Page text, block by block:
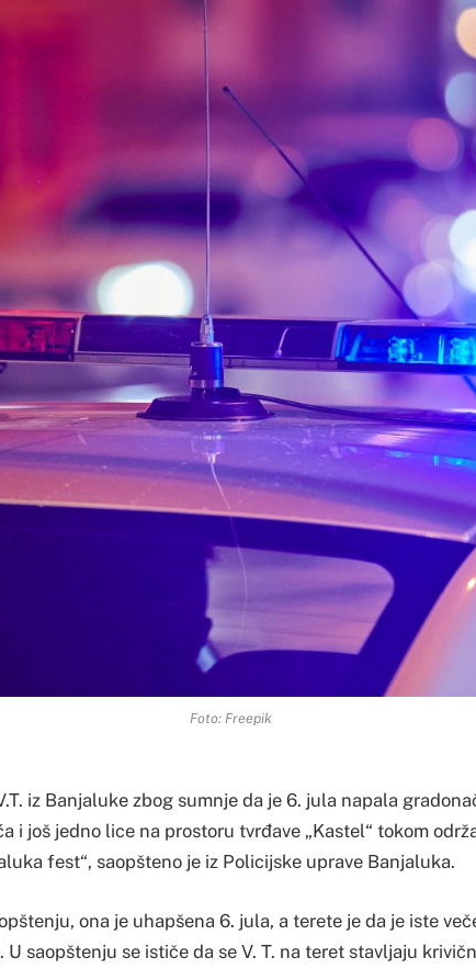
Foto: Freepik
iz Banjaluke zbog sumnje da je 6. jula napala
i još jedno lice na prostoru tvrđave „Kastel“ tokom
fest“, saopšteno je iz Policijske uprave Banjaluka.
ona je uhapšena 6. jula, a terete je da je iste
saopštenju se ističe da se V. T. na teret stavljaju